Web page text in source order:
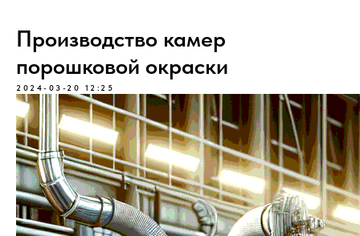
Производство камер
порошковой окраски
2024-03-20 12:25